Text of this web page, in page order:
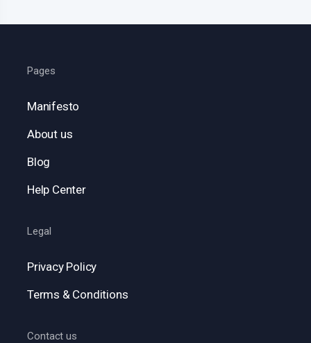
Pages
Manifesto
About us
Blog
Help Center
Legal
Privacy Policy
Terms & Conditions
Contact us